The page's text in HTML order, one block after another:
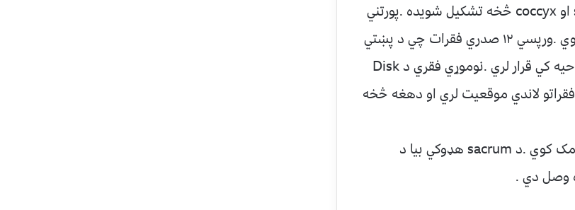
شمزي د ٢٤ غيرمنظم هډوکونه ( Vertebrae) ، sacrum او coccyx څخه تشکيل شويده .پورتني
اووه vertebrae د رقبي فقراتو پنوم ياديږي چي غاړه جوړوي .ورپسي ١٢ صدري فقرات چي د پښتي
سره وصل دي .او اخرني ٥ فقري په lumber او کښتني ناحيه کي قرار لري .نوموړي فقري د Disk
پواسطه يو دبله سره جلاشوي دي .sacrum د Lumber فقراتو لاندي موقعيت لري او دهغه څخه
د شمزي کښتني برخه په موازنه او د وزن په زغملو کي کمک کوي .د sacrum هډوکي بيا د